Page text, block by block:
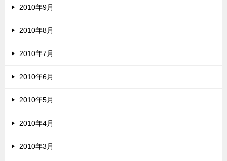
2010年9月
2010年8月
2010年7月
2010年6月
2010年5月
2010年4月
2010年3月